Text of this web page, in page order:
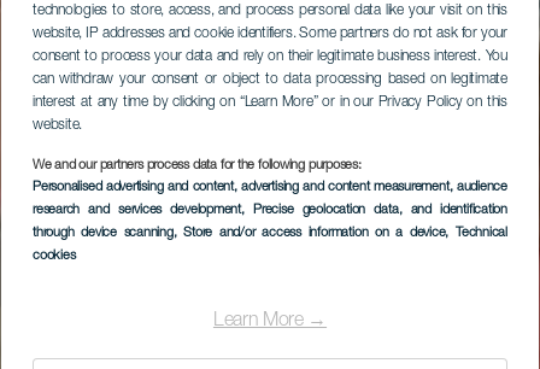
technologies to store, access, and process personal data like your visit on this
website, IP addresses and cookie identifiers. Some partners do not ask for your
consent to process your data and rely on their legitimate business interest. You
can withdraw your consent or object to data processing based on legitimate
interest at any time by clicking on “Learn More” or in our Privacy Policy on this
website.
We and our partners process data for the following purposes:
Personalised advertising and content, advertising and content measurement, audience
research and services development, Precise geolocation data, and identification
through device scanning, Store and/or access information on a device, Technical
cookies
Learn More →